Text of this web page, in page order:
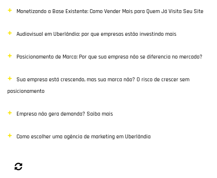
Monetizando a Base Existente: Como Vender Mais para Quem Já Visita Seu Site
Audiovisual em Uberlândia: por que empresas estão investindo mais
Posicionamento de Marca: Por que sua empresa não se diferencia no mercado?
Sua empresa está crescendo, mas sua marca não? O risco de crescer sem
posicionamento
Empresa não gera demanda? Saiba mais
Como escolher uma agência de marketing em Uberlândia